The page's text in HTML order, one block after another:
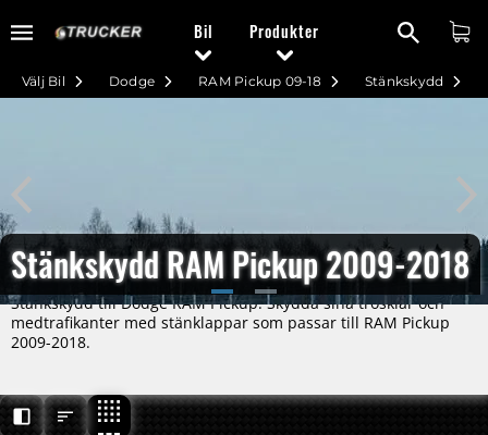
Bil Produkter
Stänkskydd
RAM Pickup 09-18
Dodge
Välj Bil
Stänkskydd RAM Pickup 2009-2018
Stänkskydd till Dodge RAM Pickup. Skydda sina trösklar och
medtrafikanter med stänklappar som passar till RAM Pickup
2009-2018.